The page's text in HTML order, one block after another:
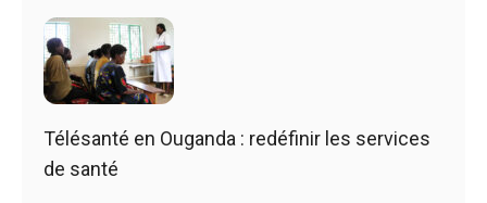
Télésanté en Ouganda : redéfinir les services
de santé